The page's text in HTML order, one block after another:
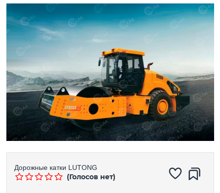
Дорожные катки LUTONG
(Голосов нет)